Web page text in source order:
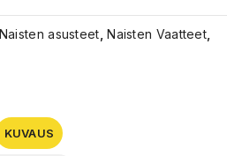
Naisten asusteet, Naisten Vaatteet,
KUVAUS